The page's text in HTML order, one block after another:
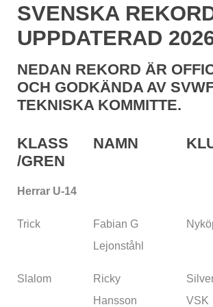
SVENSKA
UPPDATERAD
NEDAN REKORD ÄR
OCH GODKÄNDA AV
TEKNISKA KOMMITTE.
KLASS
/GREN
NAMN
Herrar U-14
Trick
Fabian G
Lejonståhl
Slalom
Ricky
Hansson
VSK